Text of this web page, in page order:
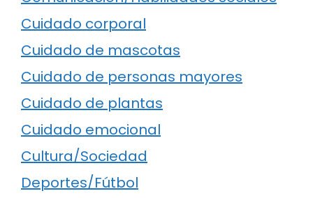
Cuidado corporal
Cuidado de mascotas
Cuidado de personas mayores
Cuidado de plantas
Cuidado emocional
Cultura/Sociedad
Deportes/Fútbol